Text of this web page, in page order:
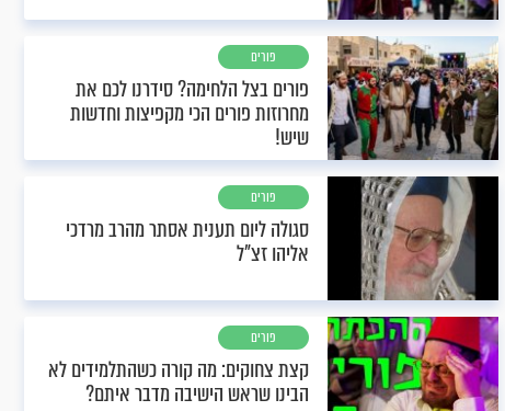
פורים
פורים בצל הלחימה? סידרנו לכם את
מחרוזות פורים הכי מקפיצות וחדשות
שיש!
פורים
סגולה ליום תענית אסתר מהרב מרדכי
אליהו זצ"ל
פורים
קצת צחוקים: מה קורה כשהתלמידים לא
הבינו שראש הישיבה מדבר איתם?